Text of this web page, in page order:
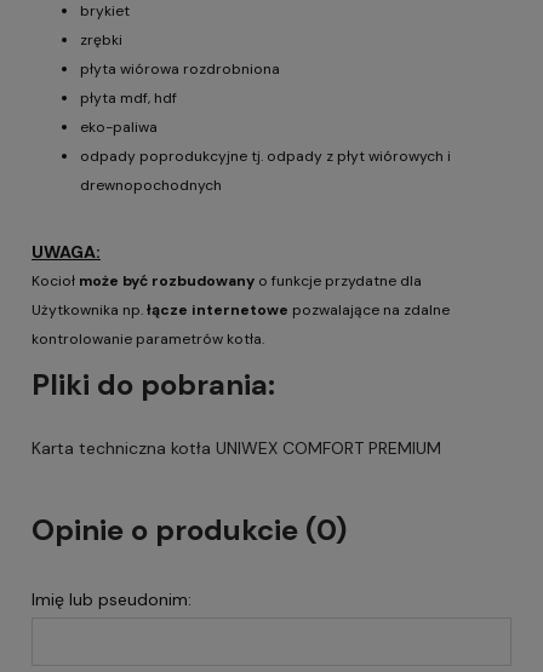
brykiet
zrębki
płyta wiórowa rozdrobniona
płyta mdf, hdf
eko-paliwa
odpady poprodukcyjne tj. odpady z płyt wiórowych i
drewnopochodnych
UWAGA:
Kocioł może być rozbudowany o funkcje przydatne dla
Użytkownika np.łącze internetowe pozwalające na zdalne
kontrolowanie parametrów kotła.
Pliki do pobrania:
Karta techniczna kotła UNIWEX COMFORT PREMIUM
Opinie o produkcie (0)
Imię lub pseudonim: